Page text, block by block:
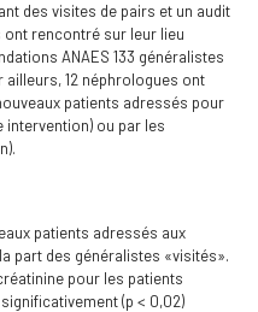
des visites de pairs et un audit
ont rencontré sur leur lieu
ANAES 133 généralistes
12 néphrologues ont
patients adressés pour
intervention) ou par les
patients adressés aux
part des généralistes «visités».
pour les patients
(p < 0,02)